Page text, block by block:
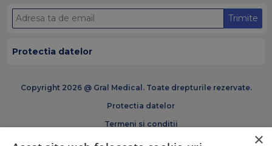
Trimite
Protectia datelor
Copyright 2026 @ Gral Medical. Toate drepturile rezervate.
Protectia datelor
Termeni si conditii
Politica de cookies
×